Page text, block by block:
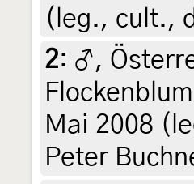
(leg., cult.,
2: ♂,
Mai 2008
Peter